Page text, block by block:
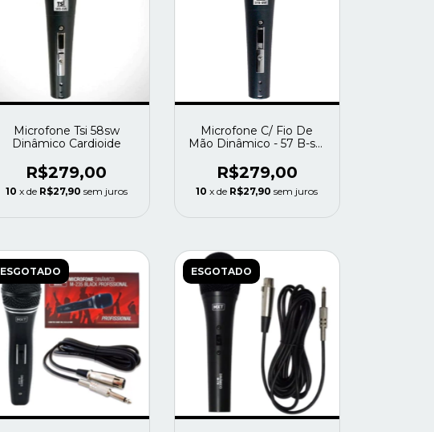
Microfone Tsi 58sw
Dinâmico Cardioide
R$279,00
10 x de R$27,90 sem juros
Microfone C/ Fio De
Mão Dinâmico - 57 B-sw
R$279,00
10 x de R$27,90 sem juros
ESGOTADO ESGOTADO